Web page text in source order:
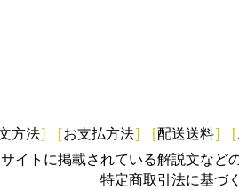
方法] [お支払方法] [配送送料] [
イトに掲載されている解説文など
特定商取引法に基づ